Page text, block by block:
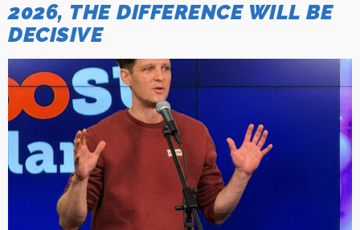
2026, THE DIFFERENCE WILL BE
DECISIVE